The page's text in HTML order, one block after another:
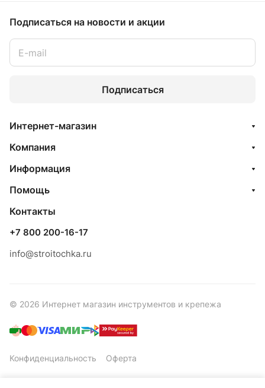
Подписаться на новости и акции
Подписаться
Интернет-магазин
Компания
Информация
Помощь
Контакты
+7 800 200-16-17
info@stroitochka.ru
© 2026 Интернет магазин инструментов и крепежа
Конфиденциальность Оферта